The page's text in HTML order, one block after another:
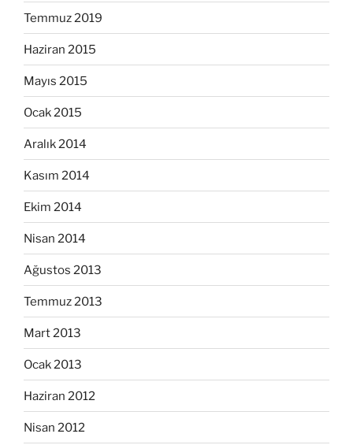
Temmuz 2019
Haziran 2015
Mayıs 2015
Ocak 2015
Aralık 2014
Kasım 2014
Ekim 2014
Nisan 2014
Ağustos 2013
Temmuz 2013
Mart 2013
Ocak 2013
Haziran 2012
Nisan 2012